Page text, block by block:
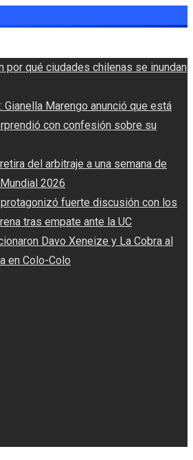
por qué ciudades chilenas se inundan
Gianella Marengo anunció que está
con confesión sobre su
del arbitraje a una semana de
2026
fuerte discusión con los
tras empate ante la UC
Davo Xeneize y La Cobra al
en Colo-Colo